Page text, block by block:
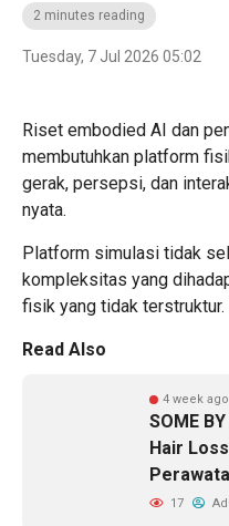
2 minutes reading
Tuesday, 7 Jul 2026 05:02
Riset embodied AI dan
membutuhkan platform
gerak, persepsi, dan
nyata.
Platform simulasi tidak
kompleksitas yang
fisik yang tidak terstruktur.
Read Also
4 week ago
SOME
Hair
17